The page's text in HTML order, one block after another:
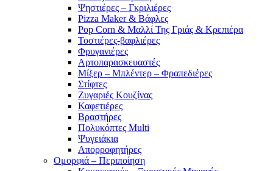
Ψηστιέρες – Γκριλιέρες
Pizza Maker & Βάφλες
Pop Corn & Μαλλί Της Γριάς & Κρεπιέρα
Τοστιέρες-βαφλιέρες
Φρυγανιέρες
Αρτοπαρασκευαστές
Μίξερ – Μπλέντερ – Φραπεδιέρες
Στίφτες
Ζυγαριές Κουζίνας
Καφετιέρες
Βραστήρες
Πολυκόπτες Multi
Ψυγειάκια
Απορροφητήρες
Ομορφιά – Περιποίηση